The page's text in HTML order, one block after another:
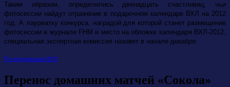
Таким образом, определились двенадцать счастливиц, чьи
фотосессии найдут отражение в подарочном календаре ВХЛ на 2012
год. А лауреатку конкурса, наградой для которой станет размещение
фотосессии в журнале FHM и место на обложке календаря ВХЛ-2012,
специальная экспертная комиссия назовет в начале декабря.
По материалам ВХЛ
Перенос домашних матчей «Сокола»